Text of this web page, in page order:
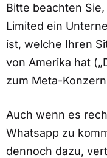
Bitte beachten
Limited ein
ist, welche Ihren
von Amerika hat
zum Meta-
Auch wenn es
Whatsapp zu
dennoch dazu,